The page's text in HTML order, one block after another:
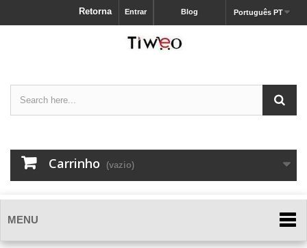
Português PT
Blog
Entrar
Retorna
Carrinho (vazio)
MENU